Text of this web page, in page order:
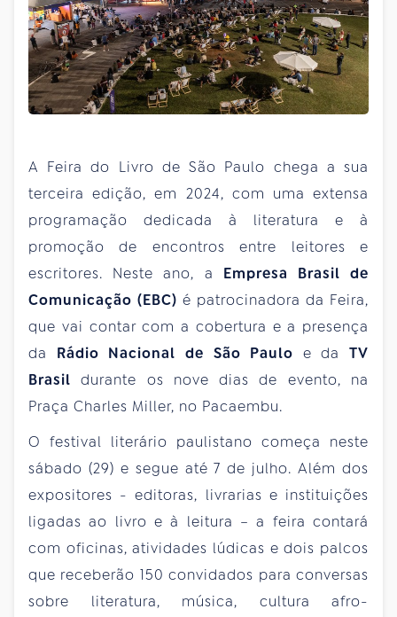
A Feira do Livro de São Paulo chega a sua
terceira edição, em 2024, com uma extensa
programação dedicada à literatura e à
promoção de encontros entre leitores e
escritores. Neste ano, a Empresa Brasil de
Comunicação (EBC) é patrocinadora da Feira,
que vai contar com a cobertura e a presença
da Rádio Nacional de São Paulo e da TV
Brasildurante os nove dias de evento, na
Praça Charles Miller, no Pacaembu.
O festival literário paulistano começa neste
sábado (29) e segue até 7 de julho. Além dos
expositores - editoras, livrarias e instituições
ligadas ao livro e à leitura – a feira contará
com oficinas, atividades lúdicas e dois palcos
que receberão 150 convidados para conversas
sobre literatura, música, cultura afro-